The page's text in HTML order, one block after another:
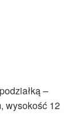
–
wysokość 12